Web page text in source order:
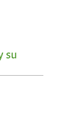
su